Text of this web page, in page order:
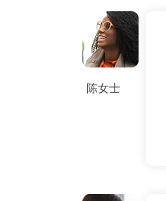
陈女士